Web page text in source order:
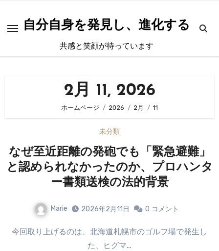
自分自身を発見し、進化する
共感と笑顔が待っています
2月 11, 2026
ホームページ 2026 2月 11
未分類
なぜ至近距離の発砲でも「緊急避難」
と認められなかったのか、プロハンタ
ー書類送検の法的背景
Marie 2026年2月11日 0 コメント
今回取り上げるのは、北海道札幌市のゴルフ場で発生し
た、ヒグマ…